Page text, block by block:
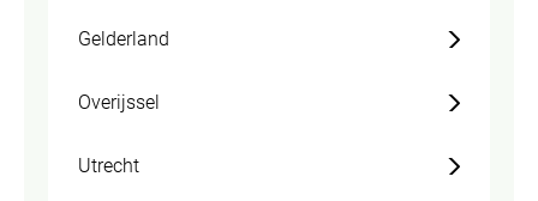
Gelderland
Overijssel
Utrecht